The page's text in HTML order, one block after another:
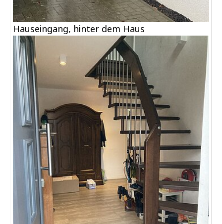
Hauseingang, hinter dem Haus